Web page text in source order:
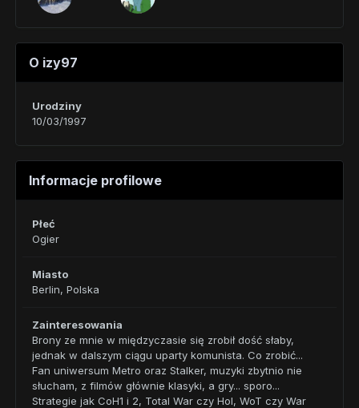
O izy97
Urodziny
10/03/1997
Informacje profilowe
Płeć
Ogier
Miasto
Berlin, Polska
Zainteresowania
Brony ze mnie w międzyczasie się zrobił dość słaby,
jednak w dalszym ciągu uparty komunista. Co zrobić...
Fan uniwersum Metro oraz Stalker, muzyki zbytnio nie
słucham, z filmów głównie klasyki, a gry... sporo...
Strategie jak CoH1 i 2, Total War czy HoI, WoT czy War